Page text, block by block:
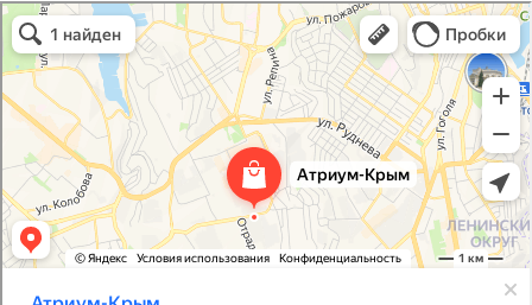
Атриум-Крым
Системы водоснабжения, отопления, канализации в Севастополе
Снабжение строительных объектов в Севастополе